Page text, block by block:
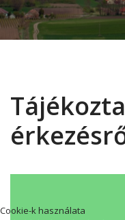
Cookie-k használata